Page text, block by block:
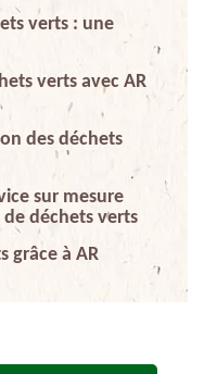
verts : une
verts avec AR
des déchets
sur mesure
déchets verts
grâce à AR